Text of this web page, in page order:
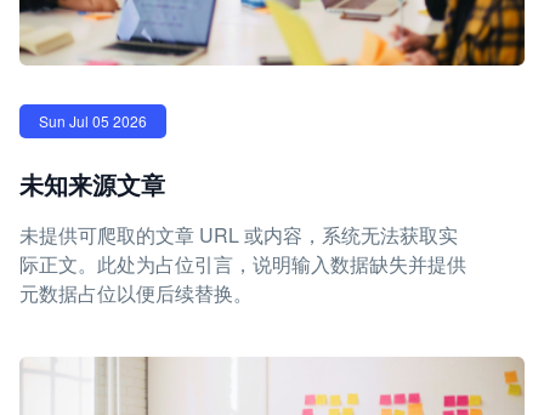
Sun Jul 05 2026
未知来源文章
未提供可爬取的文章 URL 或内容，系统无法获取实
际正文。此处为占位引言，说明输入数据缺失并提供
元数据占位以便后续替换。